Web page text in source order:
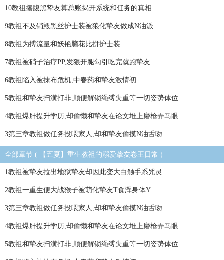
10教祖揍腹黑挚友算总账揭开系统和任务的真相
9教祖不及销毁黑丝护士装被狼化挚友做成N油派
8教祖为搏流量和妖艳脑花比拼护士装
7教祖被硝子治疗PP,发狠开腿勾引吃完就跑挚友
6教祖陷入被抹布危机,中春药和挚友激情初
5教祖和挚友扫潢打非,顺便解锁绳缚失重等一切姿势体位
4教祖爆肝提升学历,却偷懒和挚友在论文堆上磨枪弄马眼
3第三章教祖做任务投喂家人,却和挚友偷摸N油舌吻
全部章节 ( 【五夏】重生教祖的溺爱挚友卷王日常 )
1教祖被挚友拉出地狱挚友却因此变大白触手系咒灵
2教祖一重生便大战猴子被萌化挚友T食浑身体Y
3第三章教祖做任务投喂家人,却和挚友偷摸N油舌吻
4教祖爆肝提升学历,却偷懒和挚友在论文堆上磨枪弄马眼
5教祖和挚友扫潢打非,顺便解锁绳缚失重等一切姿势体位